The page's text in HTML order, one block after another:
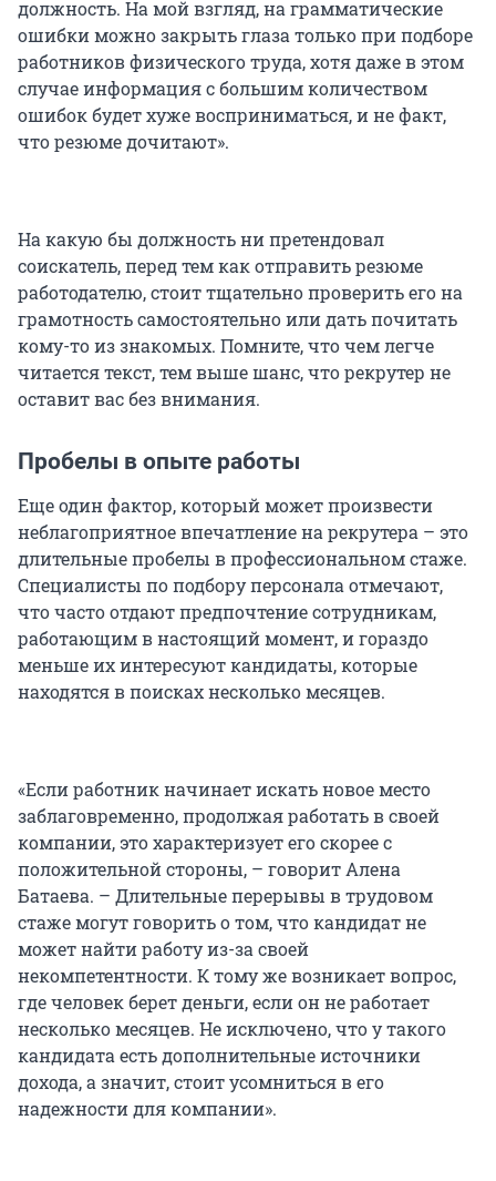
должность. На мой взгляд, на грамматические
ошибки можно закрыть глаза только при подборе
работников физического труда, хотя даже в этом
случае информация с большим количеством
ошибок будет хуже восприниматься, и не факт,
что резюме дочитают».
На какую бы должность ни претендовал
соискатель, перед тем как отправить резюме
работодателю, стоит тщательно проверить его на
грамотность самостоятельно или дать почитать
кому-то из знакомых. Помните, что чем легче
читается текст, тем выше шанс, что рекрутер не
оставит вас без внимания.
Пробелы в опыте работы
Еще один фактор, который может произвести
неблагоприятное впечатление на рекрутера – это
длительные пробелы в профессиональном стаже.
Специалисты по подбору персонала отмечают,
что часто отдают предпочтение сотрудникам,
работающим в настоящий момент, и гораздо
меньше их интересуют кандидаты, которые
находятся в поисках несколько месяцев.
«Если работник начинает искать новое место
заблаговременно, продолжая работать в своей
компании, это характеризует его скорее с
положительной стороны, – говорит Алена
Батаева. – Длительные перерывы в трудовом
стаже могут говорить о том, что кандидат не
может найти работу из-за своей
некомпетентности. К тому же возникает вопрос,
где человек берет деньги, если он не работает
несколько месяцев. Не исключено, что у такого
кандидата есть дополнительные источники
дохода, а значит, стоит усомниться в его
надежности для компании».